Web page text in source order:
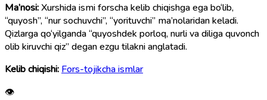
Ma’nosi:Xurshida ismi forscha kelib chiqishga ega bo‘lib,
“quyosh”, “nur sochuvchi”, “yorituvchi” ma’nolaridan keladi.
Qizlarga qo‘yilganda “quyoshdek porloq, nurli va diliga quvonch
olib kiruvchi qiz” degan ezgu tilakni anglatadi.
Kelib chiqishi: Fors-tojikcha ismlar
👁